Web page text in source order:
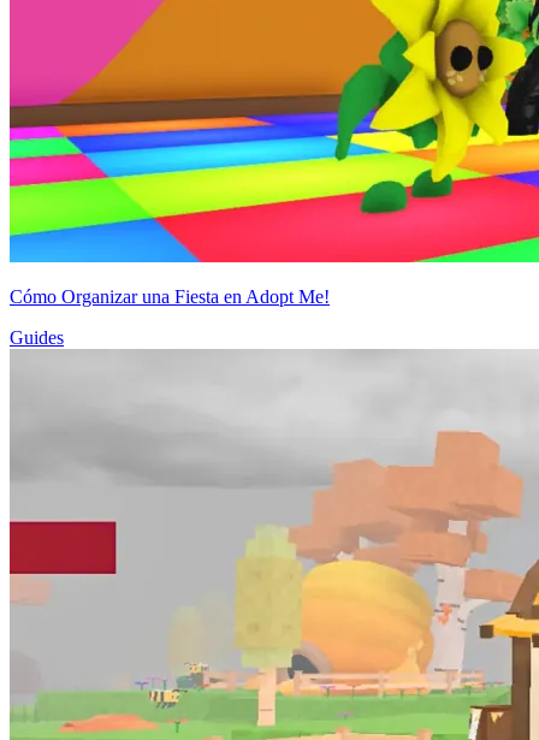
Cómo Organizar una Fiesta en Adopt Me!
Guides